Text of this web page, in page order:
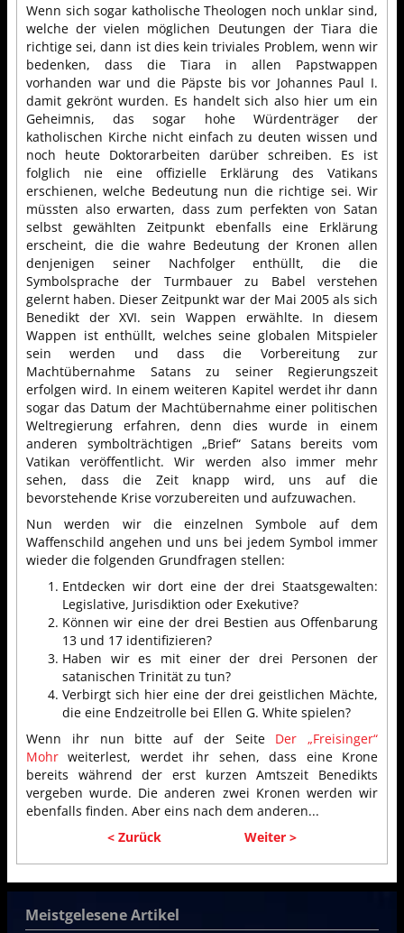
Wenn sich sogar katholische Theologen noch unklar sind,
welche der vielen möglichen Deutungen der Tiara die
richtige sei, dann ist dies kein triviales Problem, wenn wir
bedenken, dass die Tiara in allen Papstwappen
vorhanden war und die Päpste bis vor Johannes Paul I.
damit gekrönt wurden. Es handelt sich also hier um ein
Geheimnis, das sogar hohe Würdenträger der
katholischen Kirche nicht einfach zu deuten wissen und
noch heute Doktorarbeiten darüber schreiben. Es ist
folglich nie eine offizielle Erklärung des Vatikans
erschienen, welche Bedeutung nun die richtige sei. Wir
müssten also erwarten, dass zum perfekten von Satan
selbst gewählten Zeitpunkt ebenfalls eine Erklärung
erscheint, die die wahre Bedeutung der Kronen allen
denjenigen seiner Nachfolger enthüllt, die die
Symbolsprache der Turmbauer zu Babel verstehen
gelernt haben. Dieser Zeitpunkt war der Mai 2005 als sich
Benedikt der XVI. sein Wappen erwählte. In diesem
Wappen ist enthüllt, welches seine globalen Mitspieler
sein werden und dass die Vorbereitung zur
Machtübernahme Satans zu seiner Regierungszeit
erfolgen wird. In einem weiteren Kapitel werdet ihr dann
sogar das Datum der Machtübernahme einer politischen
Weltregierung erfahren, denn dies wurde in einem
anderen symbolträchtigen „Brief“ Satans bereits vom
Vatikan veröffentlicht. Wir werden also immer mehr
sehen, dass die Zeit knapp wird, uns auf die
bevorstehende Krise vorzubereiten und aufzuwachen.
Nun werden wir die einzelnen Symbole auf dem
Waffenschild angehen und uns bei jedem Symbol immer
wieder die folgenden Grundfragen stellen:
Entdecken wir dort eine der drei Staatsgewalten:
Legislative, Jurisdiktion oder Exekutive?
Können wir eine der drei Bestien aus Offenbarung
13 und 17 identifizieren?
Haben wir es mit einer der drei Personen der
satanischen Trinität zu tun?
Verbirgt sich hier eine der drei geistlichen Mächte,
die eine Endzeitrolle bei Ellen G. White spielen?
Wenn ihr nun bitte auf der Seite Der „Freisinger“
Mohr weiterlest, werdet ihr sehen, dass eine Krone
bereits während der erst kurzen Amtszeit Benedikts
vergeben wurde. Die anderen zwei Kronen werden wir
ebenfalls finden. Aber eins nach dem anderen...
< Zurück
Weiter >
Meistgelesene Artikel